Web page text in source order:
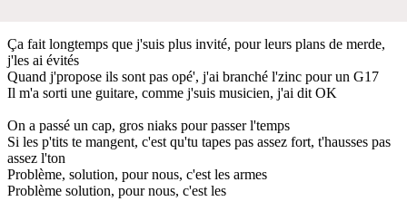
Ça fait longtemps que j'suis plus invité, pour leurs plans de merde,
j'les ai évités
Quand j'propose ils sont pas opé', j'ai branché l'zinc pour un G17
Il m'a sorti une guitare, comme j'suis musicien, j'ai dit OK
On a passé un cap, gros niaks pour passer l'temps
Si les p'tits te mangent, c'est qu'tu tapes pas assez fort, t'hausses pas
assez l'ton
Problème, solution, pour nous, c'est les armes
Problème solution, pour nous, c'est les